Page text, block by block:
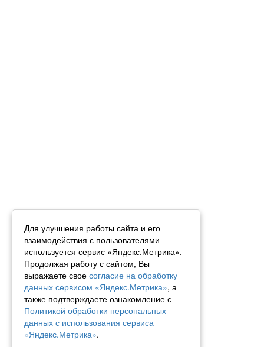
Для улучшения работы сайта и его
взаимодействия с пользователями
используется сервис «Яндекс.Метрика».
Продолжая работу с сайтом, Вы
выражаете свое согласие на обработку
данных сервисом «Яндекс.Метрика», а
также подтверждаете ознакомление с
Политикой обработки персональных
данных с использования сервиса
«Яндекс.Метрика».